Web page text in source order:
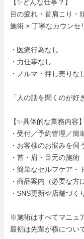
【✨どんな仕事？】
目の疲れ・首肩こり・
施術 × 丁寧なカウンセ
・医療行為なし
・力仕事なし
・ノルマ・押し売りな
「人の話を聞くのが好
【✨具体的な業務内容】
・受付／予約管理／簡
・お客様のお悩みを伺
・首・肩・目元の施術
・簡単なセルフケア・
・商品案内（必要な方
・SNS更新や店舗づく
※施術はすべてマニュ
最初は先輩が横につい